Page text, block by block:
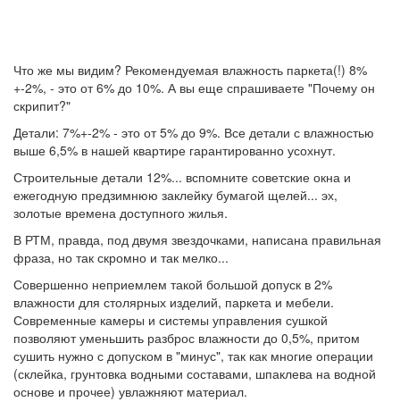
Что же мы видим? Рекомендуемая влажность паркета(!) 8%
+-2%, - это от 6% до 10%. А вы еще спрашиваете "Почему он
скрипит?"
Детали: 7%+-2% - это от 5% до 9%. Все детали с влажностью
выше 6,5% в нашей квартире гарантированно усохнут.
Строительные детали 12%... вспомните советские окна и
ежегодную предзимнюю заклейку бумагой щелей... эх,
золотые времена доступного жилья.
В РТМ, правда, под двумя звездочками, написана правильная
фраза, но так скромно и так мелко...
Совершенно неприемлем такой большой допуск в 2%
влажности для столярных изделий, паркета и мебели.
Современные камеры и системы управления сушкой
позволяют уменьшить разброс влажности до 0,5%, притом
сушить нужно с допуском в "минус", так как многие операции
(склейка, грунтовка водными составами, шпаклева на водной
основе и прочее) увлажняют материал.